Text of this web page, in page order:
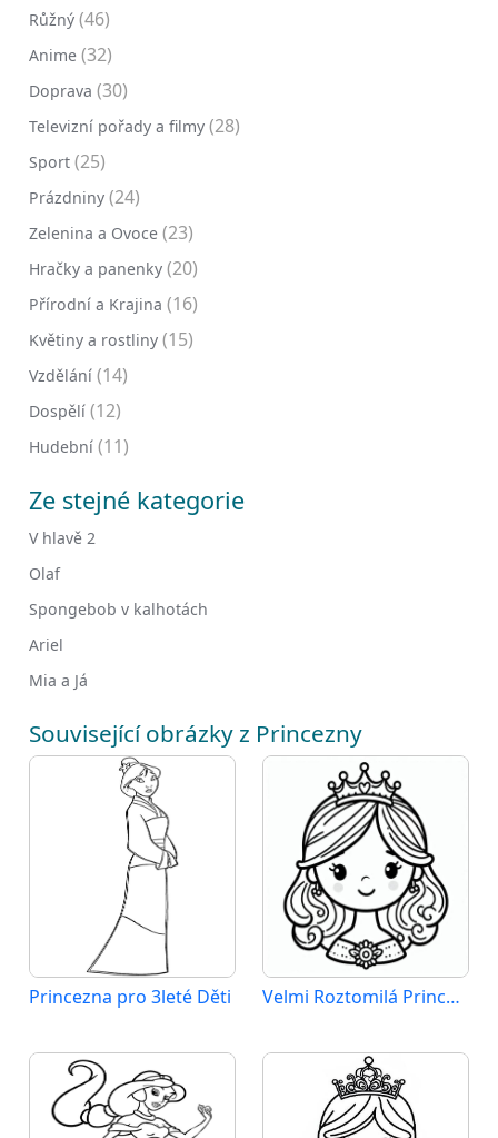
Růžný (46)
Anime (32)
Doprava (30)
Televizní pořady a filmy (28)
Sport (25)
Prázdniny (24)
Zelenina a Ovoce (23)
Hračky a panenky (20)
Přírodní a Krajina (16)
Květiny a rostliny (15)
Vzdělání (14)
Dospělí (12)
Hudební (11)
Ze stejné kategorie
V hlavě 2
Olaf
Spongebob v kalhotách
Ariel
Mia a Já
Související obrázky z Princezny
Princezna pro 3leté Děti Velmi Roztomilá Princezna